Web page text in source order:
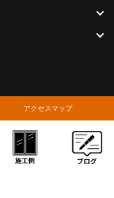
アクセスマップ